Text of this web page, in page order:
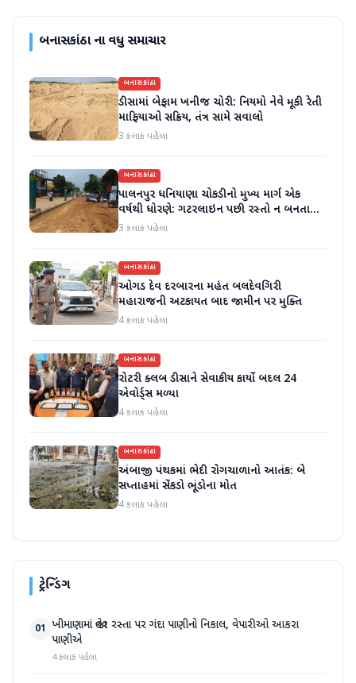
બનાસકાંઠાના વધુ સમાચાર
બનાસકાંઠા
ડીસામાં બેફામ ખનીજ ચોરી: નિયમો નેવે મૂકી રેતી
માફિયાઓ સક્રિય, તંત્ર સામે સવાલો
3 કલાક પહેલા
બનાસકાંઠા
પાલનપુર ધનિયાણા ચોકડીનો મુખ્ય માર્ગ એક
વર્ષથી ધોરણે: ગટરલાઇન પછી રસ્તો ન બનતા
હાલાકી
3 કલાક પહેલા
બનાસકાંઠા
ઓગડ દેવ દરબારના મહંત બલદેવગિરી
મહારાજની અટકાયત બાદ જામીન પર મુક્તિ
4 કલાક પહેલા
બનાસકાંઠા
રોટરી ક્લબ ડીસાને સેવાકીય કાર્યો બદલ 24
એવોર્ડ્સ મળ્યા
4 કલાક પહેલા
બનાસકાંઠા
અંબાજી પંથકમાં ભેદી રોગચાળાનો આતંક: બે
સપ્તાહમાં સેંકડો ભૂંડોના મોત
4 કલાક પહેલા
ટ્રેન્ડિંગ
01 ખીમાણામાં જાહેર રસ્તા પર ગંદા પાણીનો નિકાલ, વેપારીઓ આકરા
પાણીએ
4 કલાક પહેલા